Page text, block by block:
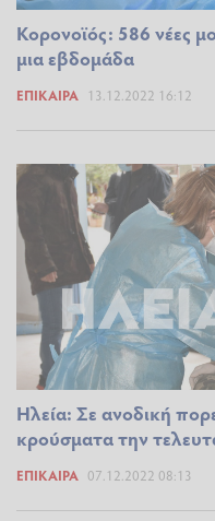
Κορονοϊός: 586 νέες
μια εβδομάδα
ΕΠΊΚΑΙΡΑ 13.12.2022 16:12
Ηλεία: Σε ανοδική
κρούσματα την
ΕΠΊΚΑΙΡΑ 07.12.2022 08:13